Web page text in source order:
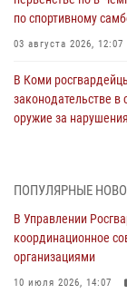
по спортивному
03 августа 2026, 12:07
В Коми
законодательстве
оружие за нарушения
для добровольной
31 июля 2026, 10:55
Временно
Росгвардии по
ПОПУЛЯРНЫЕ
В Управлении
координационное
организациями
10 июля 2026, 14:07